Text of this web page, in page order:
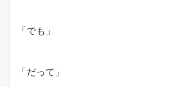
「でも」
「だって」